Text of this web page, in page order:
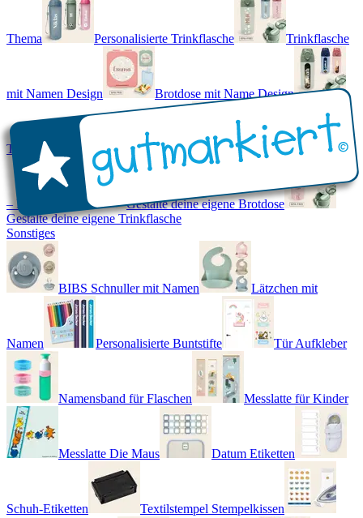
Thema Personalisierte Trinkflasche Trinkflasche
mit Namen Design Brotdose mit Name Design
Trinkflasche mit Name - Real World Brotdose mit Namen
– Real World
Gestalte deine eigene Brotdose
Gestalte deine eigene Trinkflasche
Sonstiges
BIBS Schnuller mit Namen Lätzchen mit
Namen Personalisierte Buntstifte Tür Aufkleber
Namensband für Flaschen Messlatte für Kinder
Messlatte Die Maus Datum Etiketten
Schuh-Etiketten Textilstempel Stempelkissen